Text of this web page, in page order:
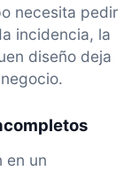
necesita pedir
incidencia, la
diseño deja
en un